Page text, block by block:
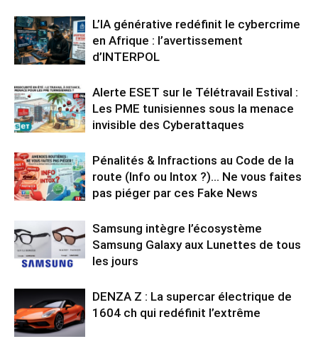
L’IA générative redéfinit le cybercrime
en Afrique : l’avertissement
d’INTERPOL
Alerte ESET sur le Télétravail Estival :
Les PME tunisiennes sous la menace
invisible des Cyberattaques
Pénalités & Infractions au Code de la
route (Info ou Intox ?)… Ne vous faites
pas piéger par ces Fake News
Samsung intègre l’écosystème
Samsung Galaxy aux Lunettes de tous
les jours
DENZA Z : La supercar électrique de
1604 ch qui redéfinit l’extrême